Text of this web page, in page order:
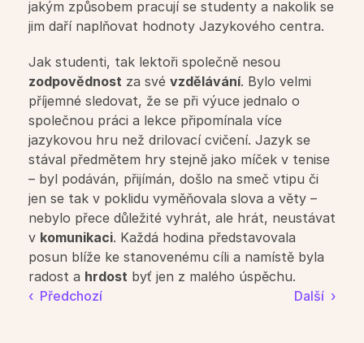
Jazykové kurzy pro děti ZŠ
Jazykové kurzy pro děti SŠ
Jazykové kurzy pro dospělé
Letní intenzivní kurzy
Týdenní intenzivní kurzy
Školy
jakým způsobem pracují se studenty a nakolik se
jim daří naplňovat hodnoty Jazykového centra.
zodpovědnost za své vzdělávání. Bylo velmi
příjemné sledovat, že se při výuce jednalo o
společnou práci a lekce připomínala více
jazykovou hru než drilovací cvičení. Jazyk se
stával předmětem hry stejně jako míček v tenise
– byl podáván, přijímán, došlo na smeč vtipu či
jen se tak v poklidu vyměňovala slova a věty –
nebylo přece důležité vyhrát, ale hrát, neustávat
v komunikaci. Každá hodina představovala
posun blíže ke stanovenému cíli a namístě byla
radost a hrdost byť jen z malého úspěchu.
‹  Předchozí
Další  ›